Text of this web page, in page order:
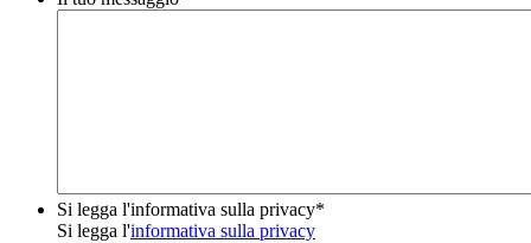
Si legga l'informativa sulla privacy*
Si legga l'informativa sulla privacy